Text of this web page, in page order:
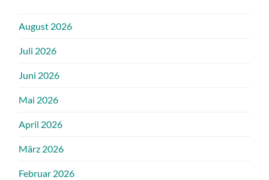
August 2026
Juli 2026
Juni 2026
Mai 2026
April 2026
März 2026
Februar 2026